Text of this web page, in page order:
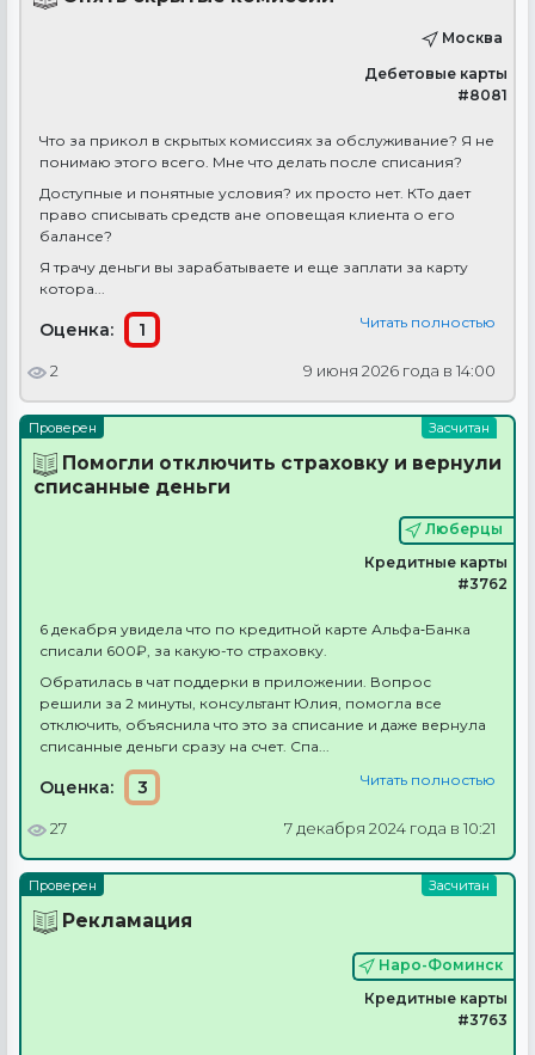
Москва
Дебетовые карты
#8081
Что за прикол в скрытых комиссиях за обслуживание? Я не
понимаю этого всего. Мне что делать после списания?
Доступные и понятные условия? их просто нет. КТо дает
право списывать средств ане оповещая клиента о его
балансе?
Я трачу деньги вы зарабатываете и еще заплати за карту
котора...
Оценка: 1 Читать полностью
2 9 июня 2026 года в 14:00
Помогли отключить страховку и вернули
списанные деньги
Люберцы
Кредитные карты
#3762
6 декабря увидела что по кредитной карте Альфа‑Банка
списали 600₽, за какую-то страховку.
Обратилась в чат поддерки в приложении. Вопрос
решили за 2 минуты, консультант Юлия, помогла все
отключить, объяснила что это за списание и даже вернула
списанные деньги сразу на счет. Спа...
Оценка: 3 Читать полностью
27 7 декабря 2024 года в 10:21
Рекламация
Наро-Фоминск
Кредитные карты
#3763